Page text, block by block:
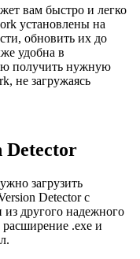
вам быстро и легко
установлены на
обновить их до
удобна в
получить нужную
не загружаясь
Detector
загрузить
Detector с
из другого надежного
.exe и